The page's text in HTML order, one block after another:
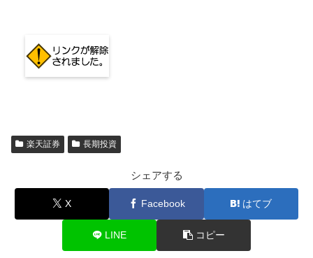
楽天証券 長期投資
シェアする
X Facebook はてブ
LINE コピー